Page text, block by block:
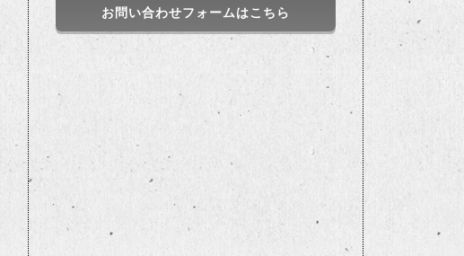
お問い合わせフォームはこちら